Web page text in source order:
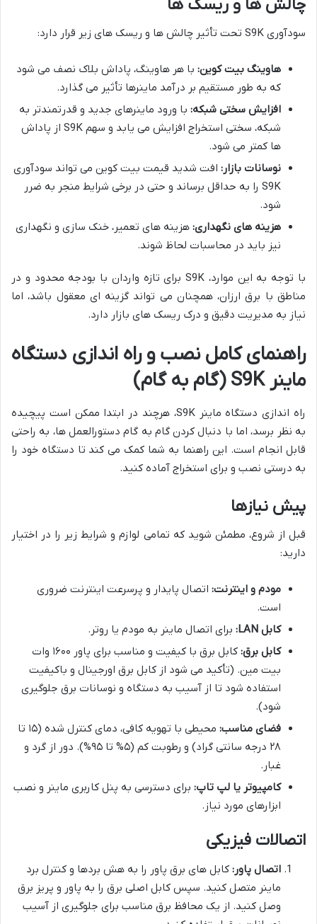
چالش ها و ریسک ها
سودآوری S9K تحت تأثیر چالش ها و ریسک های زیر قرار دارد:
هاوینگ بیت کوین: با هر هاوینگ، پاداش بلاک نصف می شود
که به طور مستقیم بر درآمد ماینرها تأثیر می گذارد.
افزایش سختی شبکه: با ورود ماینرهای جدید و قدرتمندتر به
شبکه، سختی استخراج افزایش می یابد و سهم S9K از پاداش
ها کمتر می شود.
نوسانات بازار: افت شدید قیمت بیت کوین می تواند سودآوری
S9K را به حداقل برساند و حتی در برخی شرایط منجر به ضرر
شود.
هزینه های نگهداری: هزینه های تعمیر، خنک سازی و نگهداری
نیز باید در محاسبات لحاظ شوند.
با توجه به این موارد، S9K برای تازه واردان با بودجه محدود و در
مناطق با برق ارزان، همچنان می تواند گزینه ای معقول باشد، اما
نیاز به مدیریت دقیق و درک ریسک های بازار دارد.
راهنمای کامل نصب و راه اندازی دستگاه
ماینر S9K (گام به گام)
راه اندازی دستگاه ماینر S9K، هرچند در ابتدا ممکن است پیچیده
به نظر برسد، اما با دنبال کردن گام به گام دستورالعمل ها، به راحتی
قابل انجام است. این راهنما به شما کمک می کند تا دستگاه خود را
به درستی نصب و برای استخراج آماده کنید.
پیش نیازها
قبل از شروع، مطمئن شوید که تمامی لوازم و شرایط زیر را در اختیار
دارید:
مودم و اینترنت: اتصال پایدار و پرسرعت اینترنت ضروری
است.
کابل LAN:
برای اتصال ماینر به مودم یا روتر.
کابل برق:
کابل برق با کیفیت و مناسب برای پاور ۱۶۰۰ وات
بیت مین. (تأکید می شود از کابل برق اورجینال و باکیفیت
استفاده شود تا از آسیب به دستگاه و نوسانات برق جلوگیری
شود).
فضای مناسب:
محیطی با تهویه کافی، دمای کنترل شده (۱۵ تا
۲۸ درجه سانتی گراد) و رطوبت کم (۵% تا ۹۵%). دور از گرد و
غبار.
کامپیوتر یا لپ تاپ: برای دسترسی به پنل کاربری ماینر و نصب
ابزارهای مورد نیاز.
اتصالات فیزیکی
اتصال پاور: کابل های برق پاور را به هش بردها و کنترل برد
ماینر متصل کنید. سپس کابل اصلی برق را به پاور و پریز برق
وصل کنید. از یک محافظ برق مناسب برای جلوگیری از آسیب